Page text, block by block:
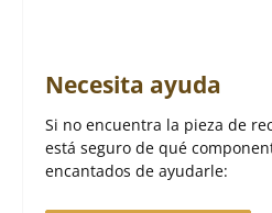
Necesita ayuda
Si no encuentra la pieza de
está seguro de qué
encantados de ayudarle: